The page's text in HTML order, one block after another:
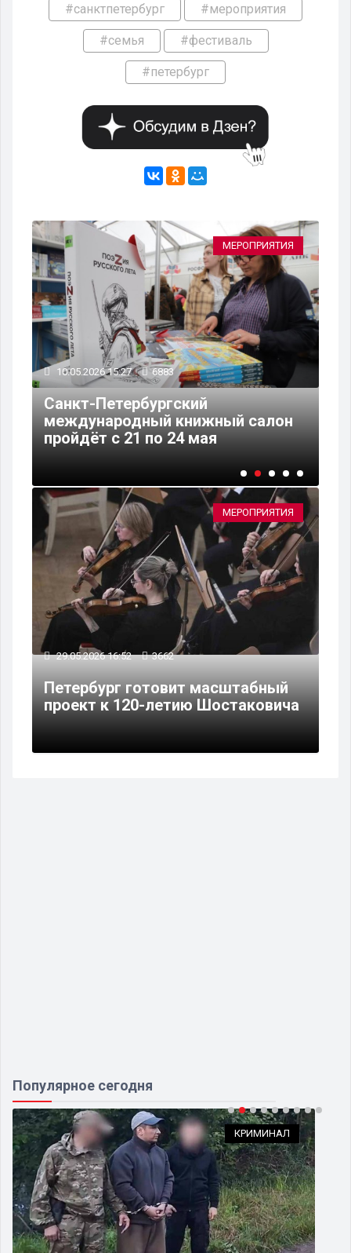
#санктпетербург #мероприятия
#семья #фестиваль
#петербург
МЕРОПРИЯТИЯ
10.05.2026 15:27 6883
Санкт-Петербургский
международный книжный салон
пройдёт с 21 по 24 мая
МЕРОПРИЯТИЯ
29.05.2026 16:52 3662
Петербург готовит масштабный
проект к 120-летию Шостаковича
Популярное сегодня
КРИМИНАЛ